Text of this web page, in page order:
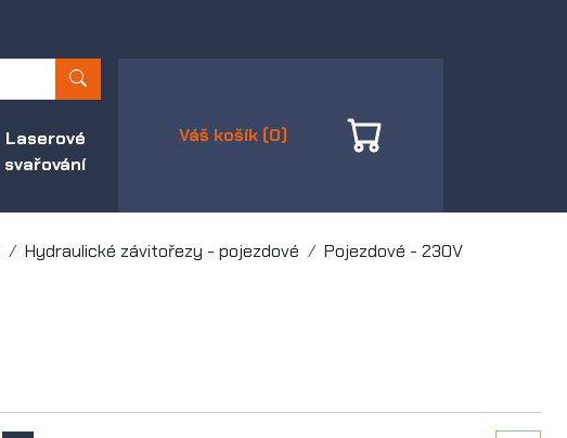
Laserové
svařování
Váš košík (0)
Hydraulické závitořezy - pojezdové
Pojezdové - 230V